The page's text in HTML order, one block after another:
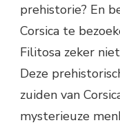
prehistorie? En
Corsica te
Filitosa zeker
Deze
zuiden van
mysterieuze